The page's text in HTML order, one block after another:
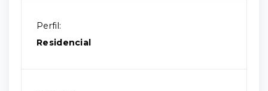
Perfil:
Residencial